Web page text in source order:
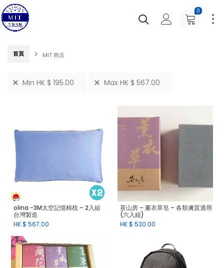
0
首頁 MIT 商店
Min HK $ 195.00 Max HK $ 567.00
olina -3M太空記憶棉枕 – 2入組
台灣製造
HK $ 567.00
茶山房 – 薰衣草皂 – 各類膚質適用
(六入組)
HK $ 530.00